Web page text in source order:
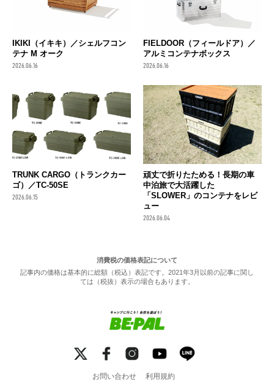
IKIKI（イキキ）／シェルフコン
テナ M オーク
2026.06.16
FIELDOOR（フィールドア）／
アルミコンテナボックス
2026.06.16
TRUNK CARGO（トランクカー
ゴ）／TC-50SE
2026.06.15
頑丈で折りたためる！長期の車
中泊旅で大活躍した
「SLOWER」のコンテナをレビ
ュー
2026.06.04
消費税の価格表記について
記事内の価格は基本的に総額（税込）表記です。2021年3月以前の記事に関し
ては（税抜）表示の場合もあります。
お問い合わせ 利用規約